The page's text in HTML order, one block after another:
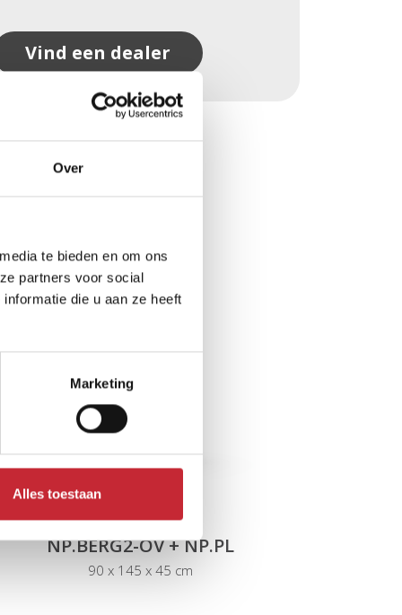
Over
te bieden en om ons
partners voor social
die u aan ze heeft
Marketing
Alles toestaan
Vind een dealer
NP.BERG2-OV + NP.PL
90 x 145 x 45 cm